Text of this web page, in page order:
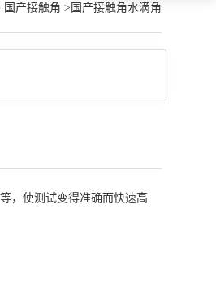
国产接触角 >国产接触角水滴角
，使测试变得准确而快速高